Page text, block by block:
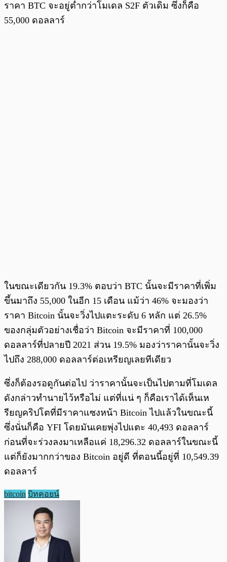
ราคา BTC จะอยู่ต่ำกว่าโมเดล S2F ตัวเดิม ซึ่งก็คือ
55,000 ดอลลาร์
ในขณะเดียวกัน 19.3% ตอบว่า BTC นั้นจะมีราคาที่เพิ่ม
ขึ้นมาถึง 55,000 ในอีก 15 เดือน แม้ว่า 46% จะมองว่า
ราคา Bitcoin นั้นจะวิ่งไปแตะระดับ 6 หลัก แต่ 26.5%
ของกลุ่มตัวอย่างเชื่อว่า Bitcoin จะมีราคาที่ 100,000
ดอลลาร์ที่ปลายปี 2021 ส่วน 19.5% มองว่าราคานั้นจะวิ่ง
ไปถึง 288,000 ดอลลาร์ต่อเหรียญเลยทีเดียว
ซึ่งก็ต้องรอดูกันต่อไป ว่าราคานั้นจะเป็นไปตามที่โมเดล
ดังกล่าวทำนายไว้หรือไม่ แต่ที่แน่ ๆ ก็คือเราได้เห็นเห
รียญคริปโตที่มีราคาแซงหน้า Bitcoin ไปแล้วในขณะนี้
ซึ่งนั่นก็คือ YFI โดยมันเคยพุ่งไปแตะ 40,493 ดอลลาร์
ก่อนที่จะร่วงลงมาเหลือแค่ 18,296.32 ดอลลาร์ในขณะนี้
แต่ก็ยังมากกว่าของ Bitcoin อยู่ดี ที่ตอนนี้อยู่ที่ 10,549.39
ดอลลาร์
bitcoin บิทคอยน์